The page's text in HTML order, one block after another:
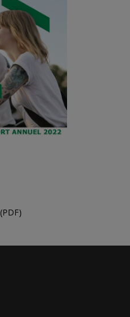
(PDF)